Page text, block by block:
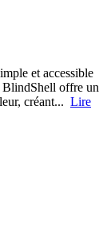
et accessible
BlindShell offre un
créant... Lire